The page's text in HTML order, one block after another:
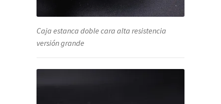
Caja estanca doble cara alta resistencia
versión grande